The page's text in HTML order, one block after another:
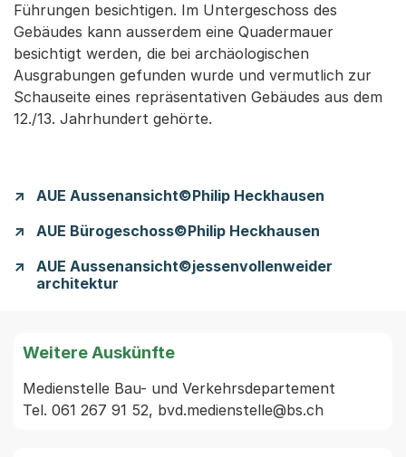
Führungen besichtigen. Im Untergeschoss des
Gebäudes kann ausserdem eine Quadermauer
besichtigt werden, die bei archäologischen
Ausgrabungen gefunden wurde und vermutlich zur
Schauseite eines repräsentativen Gebäudes aus dem
12./13. Jahrhundert gehörte.
AUE Aussenansicht©Philip Heckhausen
AUE Bürogeschoss©Philip Heckhausen
AUE Aussenansicht©jessenvollenweider
architektur
Weitere Auskünfte
Medienstelle Bau- und Verkehrsdepartement